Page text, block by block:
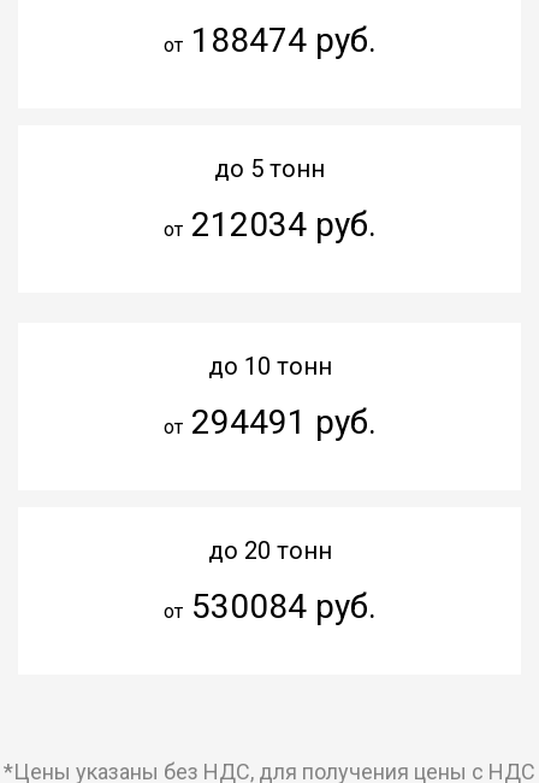
от188474 руб.
до 5 тонн
от212034 руб.
до 10 тонн
от294491 руб.
до 20 тонн
от530084 руб.
*Цены указаны без НДС, для получения цены с НДС